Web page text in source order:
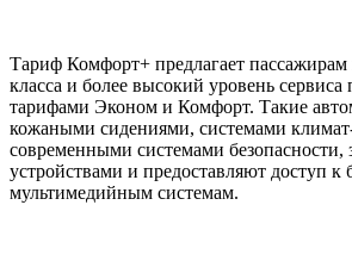
Тариф Комфорт+ предлагает
класса и более высокий уровень
тарифами Эконом и Комфорт. Такие
кожаными сидениями, системами
современными системами безопасности,
устройствами и предоставляют доступ к
мультимедийным системам.